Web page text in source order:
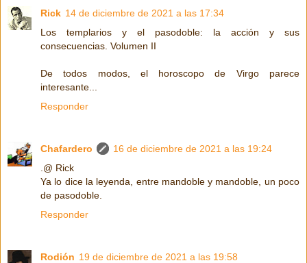
Rick 14 de diciembre de 2021 a las 17:34
Los templarios y el pasodoble: la acción y sus
consecuencias. Volumen II
De todos modos, el horoscopo de Virgo parece
interesante...
Responder
Chafardero
16 de diciembre de 2021 a las 19:24
.@ Rick
Ya lo dice la leyenda, entre mandoble y mandoble, un poco
de pasodoble.
Responder
Rodión 19 de diciembre de 2021 a las 19:58